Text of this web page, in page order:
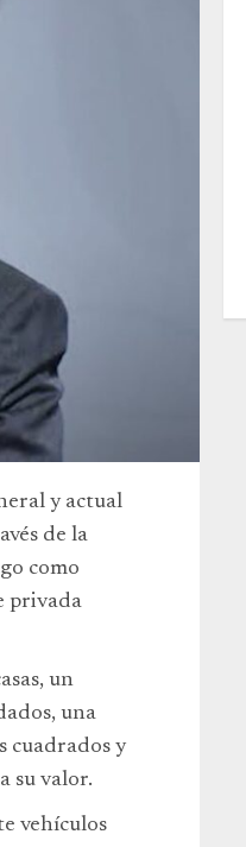
y actual
de la
como
privada
un
una
cuadrados y
su valor.
vehículos